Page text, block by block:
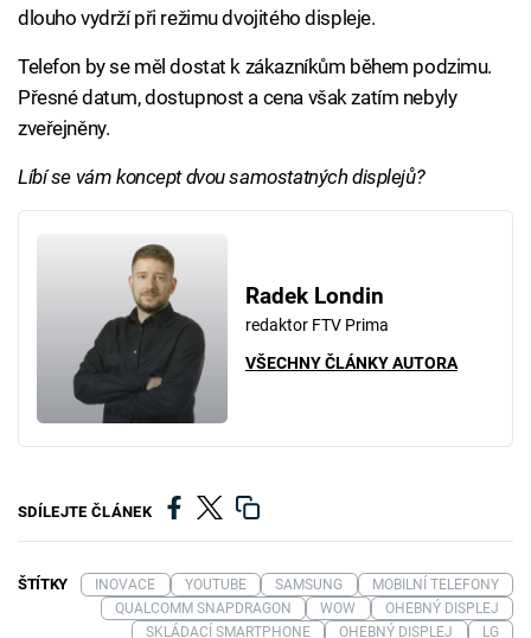
dlouho vydrží při režimu dvojitého displeje.
Telefon by se měl dostat k zákazníkům během podzimu.
Přesné datum, dostupnost a cena však zatím nebyly
zveřejněny.
Líbí se vám koncept dvou samostatných displejů?
Radek Londin
redaktor FTV Prima
VŠECHNY ČLÁNKY AUTORA
SDÍLEJTE ČLÁNEK
ŠTÍTKY INOVACE YOUTUBE SAMSUNG
MOBILNÍ TELEFONY
QUALCOMM SNAPDRAGON
WOW
OHEBNÝ DISPLEJ
SKLÁDACÍ SMARTPHONE
OHEBNÝ DISPLEJ LG